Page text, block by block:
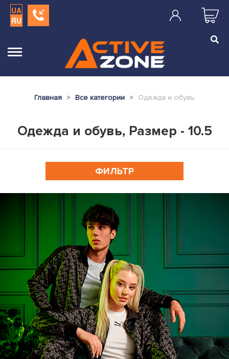
UA
RU
Главная Все категории Одежда и обувь
Одежда и обувь, Размер - 10.5
ФИЛЬТР